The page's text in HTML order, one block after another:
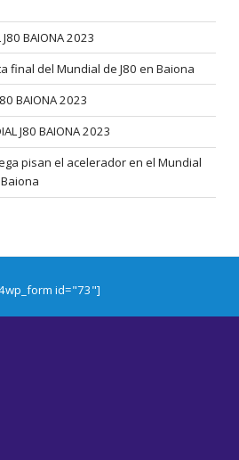
J80 BAIONA 2023
final del Mundial de J80 en Baiona
BAIONA 2023
J80 BAIONA 2023
pisan el acelerador en el Mundial
id="73"]